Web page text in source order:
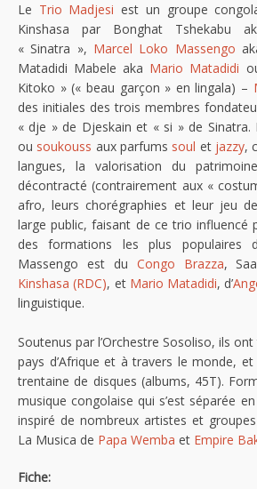
Le Trio Madjesi est un groupe
Kinshasa par Bonghat Tshekabu
« Sinatra », Marcel Loko Massengo
Matadidi Mabele aka Mario Matadidi
Kitoko » (« beau garçon » en lingala) –
des initiales des trois membres
« dje » de Djeskain et « si » de Sinatra.
ou soukouss aux parfums soul et jazzy,
langues, la valorisation du
décontracté (contrairement aux «
afro, leurs chorégraphies et leur jeu
large public, faisant de ce trio influencé
des formations les plus populaires
Massengo est du Congo Brazza,
Kinshasa (RDC), et Mario Matadidi, d’
linguistique.
Soutenus par l’Orchestre Sosoliso, ils
pays d’Afrique et à travers le monde, et
trentaine de disques (albums, 45T).
musique congolaise qui s’est séparée
inspiré de nombreux artistes et
La Musica de Papa Wemba et Empire
Fiche: